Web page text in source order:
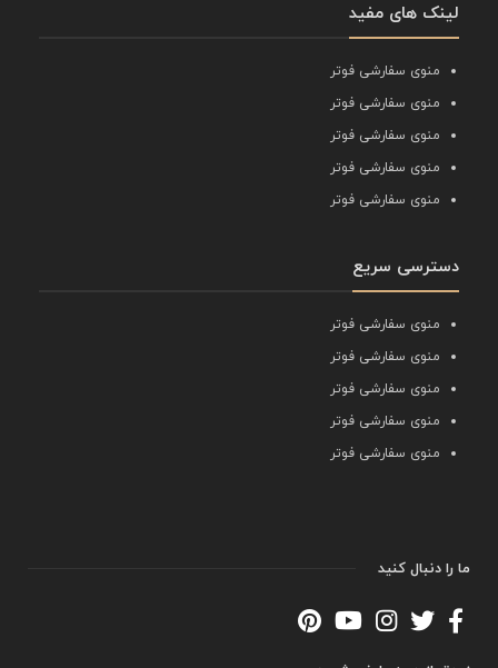
لینک های مفید
منوی سفارشی فوتر
منوی سفارشی فوتر
منوی سفارشی فوتر
منوی سفارشی فوتر
منوی سفارشی فوتر
دسترسی سریع
منوی سفارشی فوتر
منوی سفارشی فوتر
منوی سفارشی فوتر
منوی سفارشی فوتر
منوی سفارشی فوتر
ما را دنبال کنید